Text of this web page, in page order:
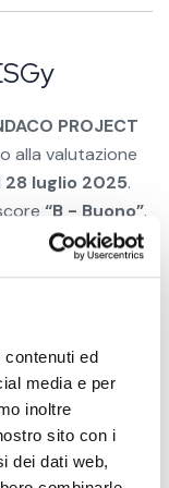
ed
media e per
inoltre
sito con i
dei dati web,
PROJECT
alla valutazione
28 luglio 2025.
“B - Buono”.
di
accettati come
CRIF Ratings.